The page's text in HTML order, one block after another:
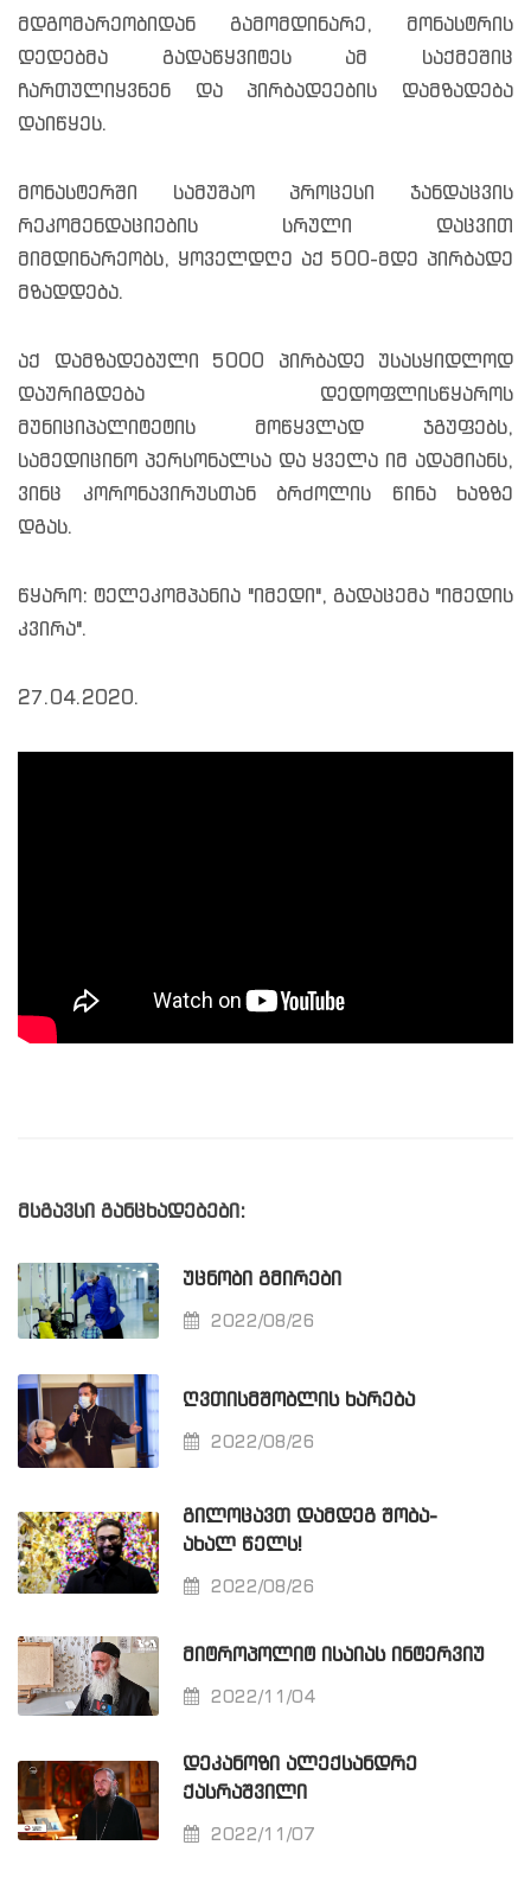
მდგომარეობიდან გამომდინარე, მონასტრის
დედებმა გადაწყვიტეს ამ საქმეშიც
ჩართულიყვნენ და პირბადეების დამზადება
დაიწყეს.
მონასტერში სამუშაო პროცესი ჯანდაცვის
რეკომენდაციების სრული დაცვით
მიმდინარეობს, ყოველდღე აქ 500-მდე პირბადე
მზადდება.
აქ დამზადებული 5000 პირბადე უსასყიდლოდ
დაურიგდება დედოფლისწყაროს
მუნიციპალიტეტის მოწყვლად ჯგუფებს,
სამედიცინო პერსონალსა და ყველა იმ ადამიანს,
ვინც კორონავირუსთან ბრძოლის წინა ხაზზე
დგას.
წყარო: ტელეკომპანია "იმედი", გადაცემა "იმედის
კვირა".
27.04.2020.
მსგავსი განცხადებები:
ᲣᲪᲜᲝᲑᲘ ᲒᲛᲘᲠᲔᲑᲘ
2022/08/26
ᲦᲕᲗᲘᲡᲛᲨᲝᲑᲚᲘᲡ ᲮᲐᲠᲔᲑᲐ
2022/08/26
ᲒᲘᲚᲝᲪᲐᲕᲗ ᲓᲐᲛᲓᲔᲒ ᲨᲝᲑᲐ-
ᲐᲮᲐᲚ ᲬᲔᲚᲡ!
2022/08/26
ᲛᲘᲢᲠᲝᲞᲝᲚᲘᲢ ᲘᲡᲐᲘᲐᲡ ᲘᲜᲢᲔᲠᲕᲘᲣ
2022/11/04
ᲓᲔᲙᲐᲜᲝᲖᲘ ᲐᲚᲔᲥᲡᲐᲜᲓᲠᲔ
ᲥᲐᲡᲠᲐᲨᲕᲘᲚᲘ
2022/11/07